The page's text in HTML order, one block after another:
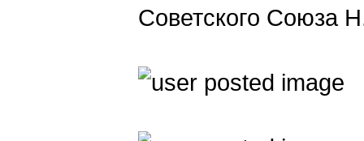
Советского Союза